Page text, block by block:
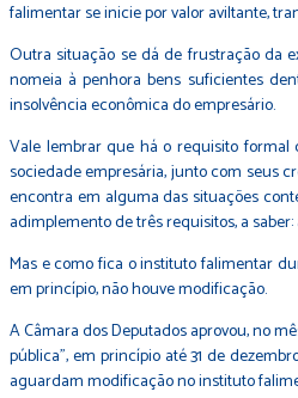
falimentar se inicie por valor aviltante,
Outra situação se dá de frustração da
nomeia à penhora bens suficientes
insolvência econômica do empresário.
Vale lembrar que há o requisito formal
sociedade empresária, junto com seus
encontra em alguma das situações
adimplemento de três requisitos, a
Mas e como fica o instituto falimentar
em princípio, não houve modificação.
A Câmara dos Deputados aprovou, no
pública”, em princípio até 31 de
aguardam modificação no instituto